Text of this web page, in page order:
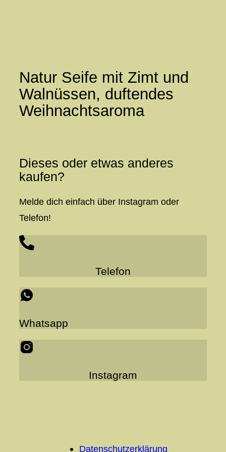
Natur Seife mit Zimt und
Walnüssen, duftendes
Weihnachtsaroma
Dieses oder etwas anderes
kaufen?
Melde dich einfach über Instagram oder
Telefon!
Telefon
Whatsapp
Instagram
Datenschutzerklärung